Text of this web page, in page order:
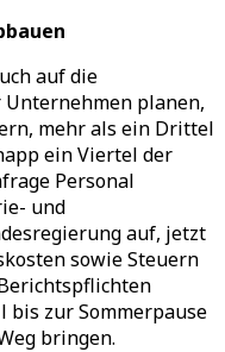
auf die
planen,
mehr als ein Drittel
ein Viertel der
Personal
und
auf, jetzt
sowie Steuern
zur Sommerpause
bringen.